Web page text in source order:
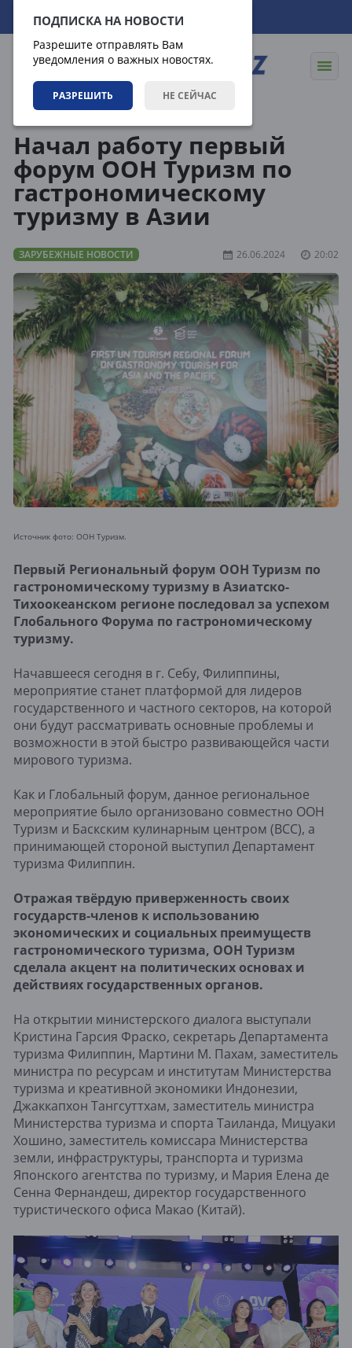
ПОДПИСКА НА НОВОСТИ
Разрешите отправлять Вам
уведомления о важных новостях.
РАЗРЕШИТЬ НЕ СЕЙЧАС
09.08.2026 19:35:11
Начал работу первый
форум ООН Туризм по
гастрономическому
туризму в Азии
ЗАРУБЕЖНЫЕ НОВОСТИ 26.06.2024 20:02
Источник фото: ООН Туризм.
Первый Региональный форум ООН Туризм по
гастрономическому туризму в Азиатско-
Тихоокеанском регионе последовал за успехом
Глобального Форума по гастрономическому
туризму.
Начавшееся сегодня в г. Себу, Филиппины,
мероприятие станет платформой для лидеров
государственного и частного секторов, на которой
они будут рассматривать основные проблемы и
возможности в этой быстро развивающейся части
мирового туризма.
Как и Глобальный форум, данное региональное
мероприятие было организовано совместно ООН
Туризм и Баскским кулинарным центром (BCC), а
принимающей стороной выступил Департамент
туризма Филиппин.
Отражая твёрдую приверженность своих
государств-членов к использованию
экономических и социальных преимуществ
гастрономического туризма, ООН Туризм
сделала акцент на политических основах и
действиях государственных органов.
На открытии министерского диалога выступали
Кристина Гарсия Фраско, секретарь Департамента
туризма Филиппин, Мартини М. Пахам, заместитель
министра по ресурсам и институтам Министерства
туризма и креативной экономики Индонезии,
Джаккапхон Тангсуттхам, заместитель министра
Министерства туризма и спорта Таиланда, Мицуаки
Хошино, заместитель комиссара Министерства
земли, инфраструктуры, транспорта и туризма
Японского агентства по туризму, и Мария Елена де
Сенна Фернандеш, директор государственного
туристического офиса Макао (Китай).